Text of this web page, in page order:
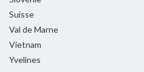
Suisse
Val de Marne
Vietnam
Yvelines